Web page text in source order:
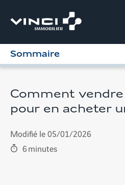
contenu
moment
Sommaire
Comment vendre
pour en acheter
Modifié le 05/01/2026
6minutes